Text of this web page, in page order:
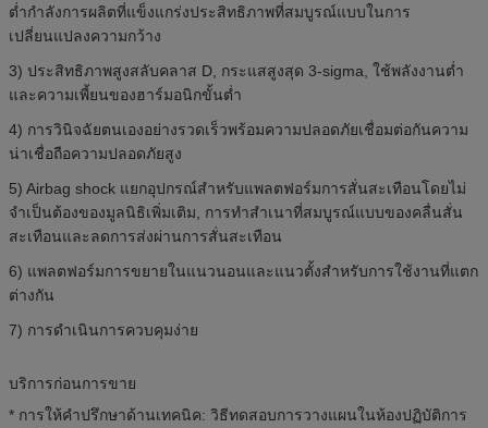
ต่ำกำลังการผลิตที่แข็งแกร่งประสิทธิภาพที่สมบูรณ์แบบในการ
เปลี่ยนแปลงความกว้าง
3) ประสิทธิภาพสูงสลับคลาส D, กระแสสูงสุด 3-sigma, ใช้พลังงานต่ำ
และความเพี้ยนของฮาร์มอนิกขั้นต่ำ
4) การวินิจฉัยตนเองอย่างรวดเร็วพร้อมความปลอดภัยเชื่อมต่อกันความ
น่าเชื่อถือความปลอดภัยสูง
5) Airbag shock แยกอุปกรณ์สำหรับแพลตฟอร์มการสั่นสะเทือนโดยไม่
จำเป็นต้องของมูลนิธิเพิ่มเติม, การทำสำเนาที่สมบูรณ์แบบของคลื่นสั่น
สะเทือนและลดการส่งผ่านการสั่นสะเทือน
6) แพลตฟอร์มการขยายในแนวนอนและแนวตั้งสำหรับการใช้งานที่แตก
ต่างกัน
7) การดำเนินการควบคุมง่าย
บริการก่อนการขาย
* การให้คำปรึกษาด้านเทคนิค: วิธีทดสอบการวางแผนในห้องปฏิบัติการ